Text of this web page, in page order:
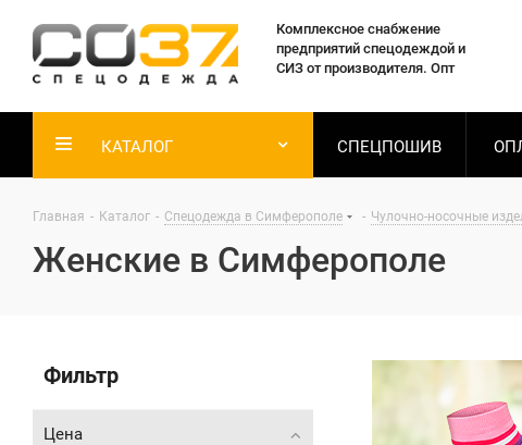
Комплексное снабжение
предприятий спецодеждой и
СИЗ от производителя. Опт
КАТАЛОГ СПЕЦПОШИВ
Главная - Каталог - Спецодежда в Симферополе - Чулочно-носочные
Женские в Симферополе
Фильтр
Цена